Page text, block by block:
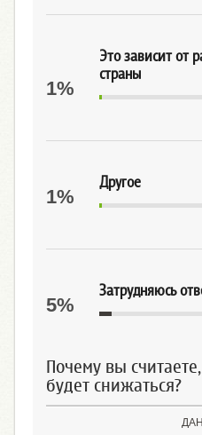
Это зависит от
страны
1%
Другое
1%
Затрудняюсь
5%
Почему вы
будет снижаться?